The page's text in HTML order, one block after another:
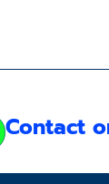
Contact